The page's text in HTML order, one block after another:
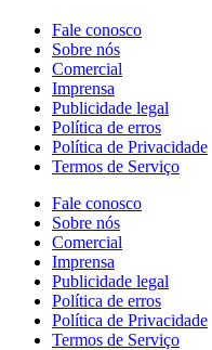
Fale conosco
Sobre nós
Comercial
Imprensa
Publicidade legal
Política de erros
Política de Privacidade
Termos de Serviço
Fale conosco
Sobre nós
Comercial
Imprensa
Publicidade legal
Política de erros
Política de Privacidade
Termos de Serviço